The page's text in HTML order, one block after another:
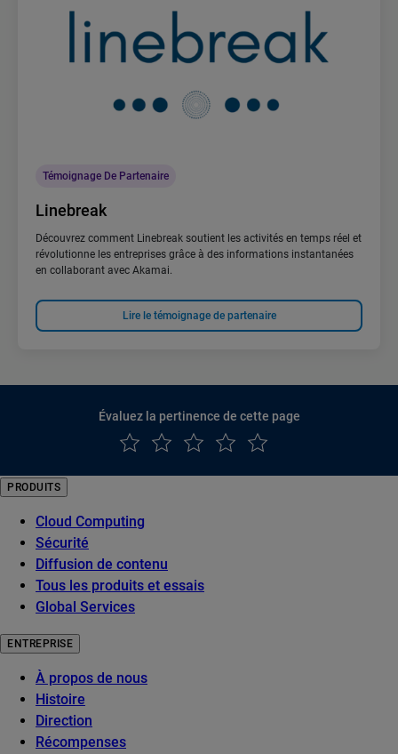
Témoignage De Partenaire
Linebreak
Découvrez comment Linebreak soutient les activités en temps réel et
révolutionne les entreprises grâce à des informations instantanées
en collaborant avec Akamai.
Lire le témoignage de partenaire
Évaluez la pertinence de cette page
PRODUITS
Cloud Computing
Sécurité
Diffusion de contenu
Tous les produits et essais
Global Services
ENTREPRISE
À propos de nous
Histoire
Direction
Récompenses